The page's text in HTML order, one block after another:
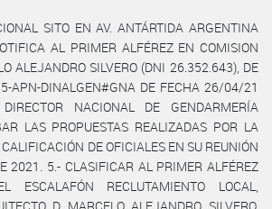
SITO EN AV. ANTÁRTIDA ARGENTINA
AL PRIMER ALFÉREZ EN COMISION
ALEJANDRO SILVERO (DNI 26.352.643), DE
APN-DINALGEN#GNA DE FECHA 26/04/21
NACIONAL DE GENDARMERÍA
LAS PROPUESTAS REALIZADAS POR LA
DE OFICIALES EN SU REUNIÓN
2021. 5.- CLASIFICAR AL PRIMER ALFÉREZ
ESCALAFÓN RECLUTAMIENTO LOCAL,
D MARCELO ALEJANDRO SILVERO,